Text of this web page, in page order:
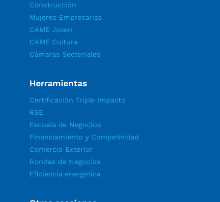
Construcción
Mujeres Empresarias
CAME Joven
CAME Cultura
Cámaras Sectoriales
Herramientas
Certificación Triple Impacto
RSE
Escuela de Negocios
Financiamiento y Competividad
Comercio Exterior
Rondas de Negocios
Eficiencia energética